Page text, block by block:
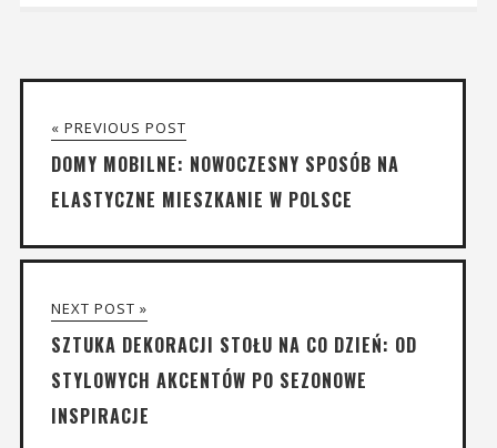
« PREVIOUS POST
DOMY MOBILNE: NOWOCZESNY SPOSÓB NA
ELASTYCZNE MIESZKANIE W POLSCE
NEXT POST »
SZTUKA DEKORACJI STOŁU NA CO DZIEŃ: OD
STYLOWYCH AKCENTÓW PO SEZONOWE
INSPIRACJE